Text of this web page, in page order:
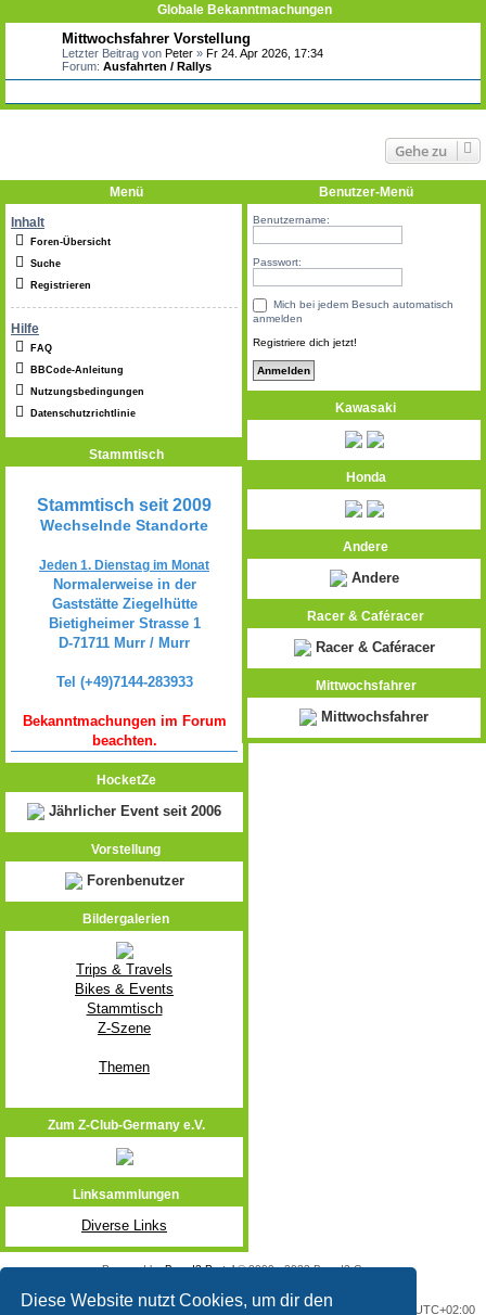
Diese Website nutzt Cookies, um dir den
Globale Bekanntmachungen
Mittwochsfahrer Vorstellung
Letzter Beitrag von Peter » Fr 24. Apr 2026, 17:34
Forum: Ausfahrten / Rallys
Gehe zu
Menü
Inhalt
Foren-Übersicht
Suche
Registrieren
Hilfe
FAQ
BBCode-Anleitung
Nutzungsbedingungen
Datenschutzrichtlinie
Stammtisch
Stammtisch seit 2009
Wechselnde Standorte
Jeden 1. Dienstag im Monat
Normalerweise in der
Gaststätte Ziegelhütte
Bietigheimer Strasse 1
D-71711 Murr / Murr
Tel (+49)7144-283933
Bekanntmachungen im Forum
beachten.
HocketZe
Jährlicher Event seit 2006
Vorstellung
Forenbenutzer
Bildergalerien
Trips & Travels
Bikes & Events
Stammtisch
Z-Szene
Themen
Zum Z-Club-Germany e.V.
Linksammlungen
Diverse Links
Benutzer-Menü
Benutzername:
Passwort:
Mich bei jedem Besuch automatisch
anmelden
Registriere dich jetzt!
Kawasaki
Honda
Andere
Andere
Racer & Caféracer
Racer & Caféracer
Mittwochsfahrer
Mittwochsfahrer
Powered byBoard3 Portal© 2009 - 2023 Board3 Group
Portal Foren-Übersicht UTC+02:00